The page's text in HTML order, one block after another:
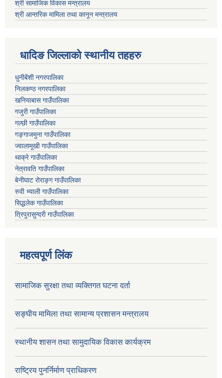
श्री सामाजिक विकास मन्त्रालय
श्री आन्तरिक मामिला तथा कानून मन्त्रालय
धादिङ जिल्लाकाे स्थानीय तहहरु
धुनीबेंशी नगरपालिका
निलकण्ठ नगरपालिका
खनियाबास गाउँपालिका
गजुरी गाउँपालिका
गल्छी गाउँपालिका
गङ्गाजमुना गाउँपालिका
ज्वालामूखी गाउँपालिका
थाक्रे गाउँपालिका
नेत्रावति गाउँपालिका
बेनीघाट रोराङ्ग गाउँपालिका
रुवी भ्याली गाउँपालिका
सिद्धलेक गाउँपालिका
त्रिपुरासुन्दरी गाउँपालिका
महत्वपूर्ण लिंक
सामाजिक सुरक्षा तथा व्यक्तिगत घटना दर्ता
सङ्घीय मामिला तथा सामान्य प्रशासन मन्त्रालय
स्थानीय शासन तथा सामुदायिक विकास कार्यक्रम
राष्ट्रिय पुनर्निर्माण प्राधिकरण